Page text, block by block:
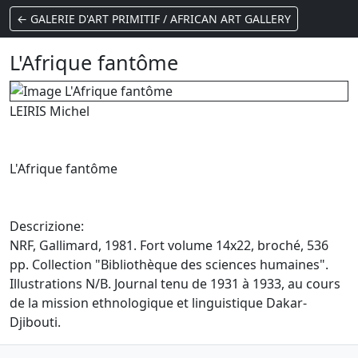
← GALERIE D'ART PRIMITIF / AFRICAN ART GALLERY
L'Afrique fantôme
LEIRIS Michel
L'Afrique fantôme
Descrizione:
NRF, Gallimard, 1981. Fort volume 14x22, broché, 536
pp. Collection "Bibliothèque des sciences humaines".
Illustrations N/B. Journal tenu de 1931 à 1933, au cours
de la mission ethnologique et linguistique Dakar-
Djibouti.